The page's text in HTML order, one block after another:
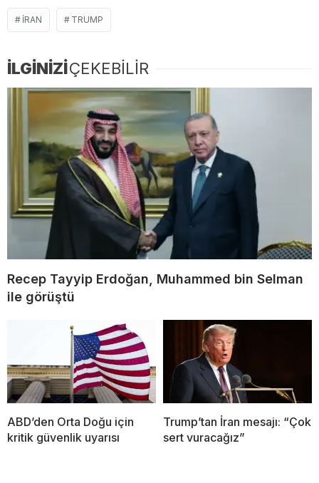
İRAN TRUMP
İLGİNİZİÇEKEBİLİR
Recep Tayyip Erdoğan, Muhammed bin Selman
ile görüştü
ABD’den Orta Doğu için
kritik güvenlik uyarısı
Trump’tan İran mesajı: “Çok
sert vuracağız”